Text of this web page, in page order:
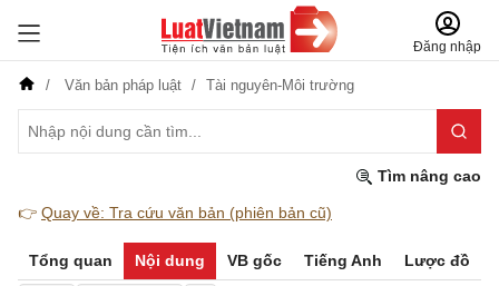
Đăng nhập
Văn bản pháp luật Tài nguyên-Môi trường
Tìm nâng cao
👉 Quay về: Tra cứu văn bản (phiên bản cũ)
Tổng quan Nội dung VB gốc Tiếng Anh Lược đồ